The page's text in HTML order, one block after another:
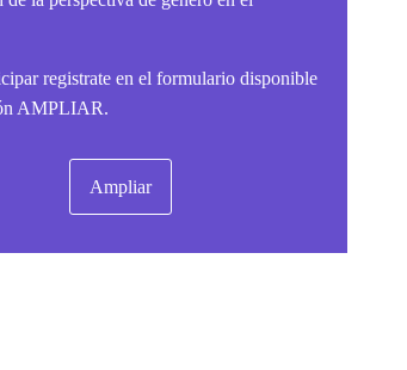
registrate en el formulario disponible
AMPLIAR.
Ampliar